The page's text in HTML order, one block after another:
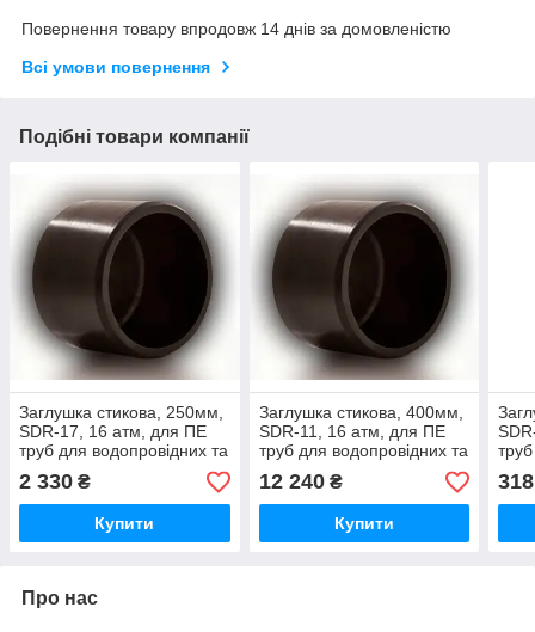
Повернення товару впродовж 14 днів за домовленістю
Всі умови повернення
Подібні товари компанії
Заглушка стикова, 250мм,
SDR-17, 16 атм, для ПЕ
труб для водопровідних та
газових труб
2 330 ₴
Купити
Заглушка стикова, 400мм,
SDR-11, 16 атм, для ПЕ
труб для водопровідних та
газових труб
12 240₴
Купити
318
Про нас